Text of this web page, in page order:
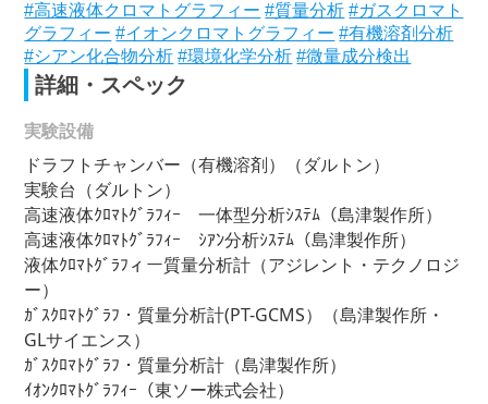
#高速液体クロマトグラフィー #質量分析 #ガスクロマト
グラフィー #イオンクロマトグラフィー #有機溶剤分析
#シアン化合物分析 #環境化学分析 #微量成分検出
詳細・スペック
実験設備
ドラフトチャンバー（有機溶剤）（ダルトン）
実験台（ダルトン）
高速液体ｸﾛﾏﾄｸﾞﾗﾌｨｰ 一体型分析ｼｽﾃﾑ（島津製作所）
高速液体ｸﾛﾏﾄｸﾞﾗﾌｨｰ ｼｱﾝ分析ｼｽﾃﾑ（島津製作所）
液体ｸﾛﾏﾄｸﾞﾗﾌィー質量分析計（アジレント・テクノロジ
ー）
ｶﾞｽｸﾛﾏﾄｸﾞﾗﾌ・質量分析計(PT-GCMS）（島津製作所・
GLサイエンス）
ｶﾞｽｸﾛﾏﾄｸﾞﾗﾌ・質量分析計（島津製作所）
ｲｵﾝｸﾛﾏﾄｸﾞﾗﾌｨｰ（東ソー株式会社）